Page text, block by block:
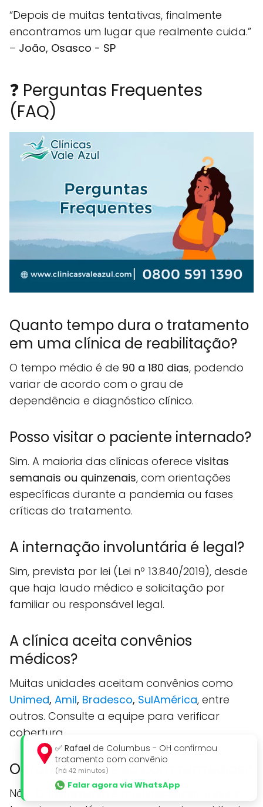
“Depois de muitas tentativas, finalmente
encontramos um lugar que realmente cuida.”
– João, Osasco - SP
❓ Perguntas Frequentes
(FAQ)
Quanto tempo dura o tratamento
em uma clínica de reabilitação?
O tempo médio é de 90 a 180 dias, podendo
variar de acordo com o grau de
dependência e diagnóstico clínico.
Posso visitar o paciente internado?
Sim. A maioria das clínicas oferece visitas
semanais ou quinzenais, com orientações
específicas durante a pandemia ou fases
críticas do tratamento.
A internação involuntária é legal?
Sim, prevista por lei (Lei nº 13.840/2019), desde
que haja laudo médico e solicitação por
familiar ou responsável legal.
A clínica aceita convênios
médicos?
Muitas unidades aceitam convênios como
Unimed, Amil, Bradesco, SulAmérica, entre
outros. Consulte a equipe para verificar
cobertura.
O tratamento é só com remédios?
Não. O tratamento é multidisciplinar
✅ Rafael de Columbus - OH confirmou
tratamento com convênio
(há 42 minutos)
Falar agora via WhatsApp